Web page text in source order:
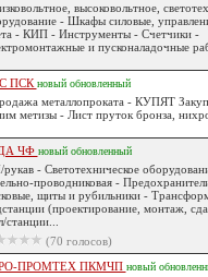
высоковольтное,
- Шкафы силовые,
- КИП - Инструменты - Счетчики -
и пусконаладочные
ПСК новый обновленный
металлопроката - КУПЯТ
метизы - Лист пруток бронза,
ЧФ новый обновленный
- Светотехническое
проводниковая -
щиты и рубильники -
(проектирование, монтаж,
станции...
(70 голосов)
ПРОМТЕХ ПКМЧП новый